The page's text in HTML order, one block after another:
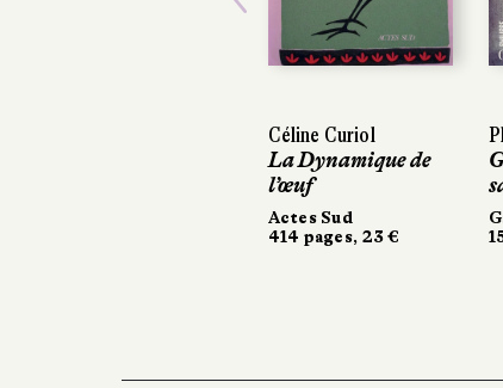
Céline Curiol
La Dynamique de
l’œuf
Actes Sud
414 pages, 23 €
Previous